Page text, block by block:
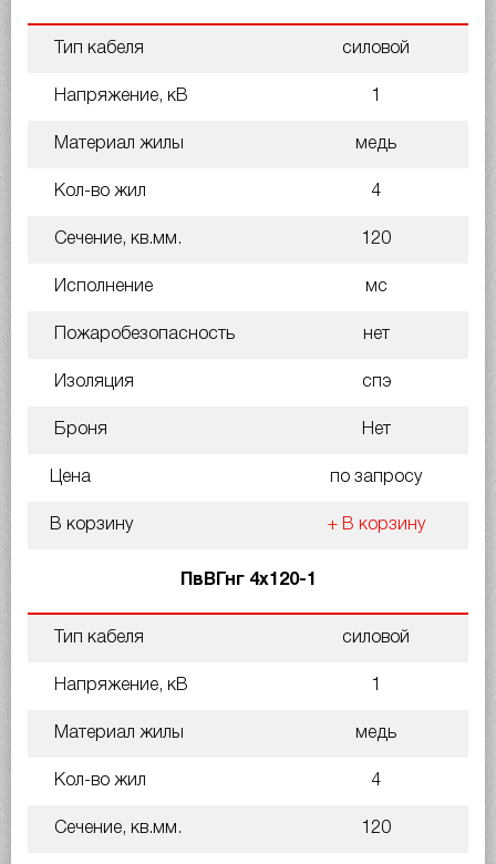
Тип кабеля силовой
Напряжение, кВ 1
Материал жилы медь
Кол-во жил 4
Сечение, кв.мм. 120
Исполнение мс
Пожаробезопасность нет
Изоляция спэ
Броня Нет
Цена по запросу
В корзину + В корзину
ПвВГнг 4х120-1
Тип кабеля силовой
Напряжение, кВ 1
Материал жилы медь
Кол-во жил 4
Сечение, кв.мм. 120